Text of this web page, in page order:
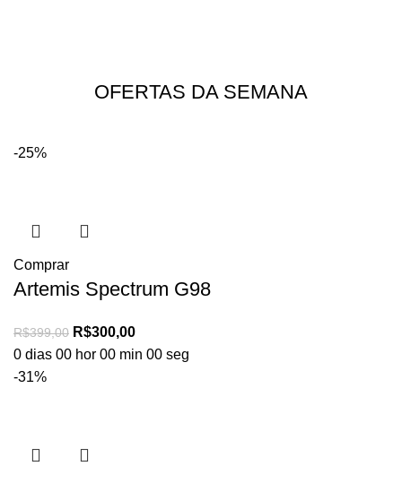
OFERTAS DA SEMANA
-25%
Comprar
Artemis Spectrum G98
R$399,00 R$300,00
0 dias 00 hor 00 min 00 seg
-31%